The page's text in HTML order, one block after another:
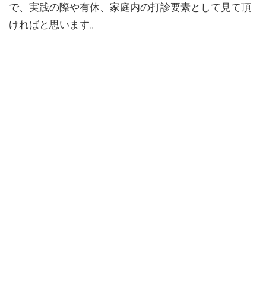
で、実践の際や有休、家庭内の打診要素として見て頂
ければと思います。